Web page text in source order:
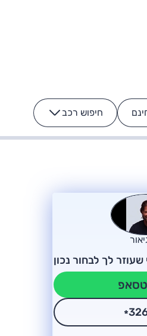
חיפוש רכב
הרכב לא מתקלקל. המסך
כן
לך לבחור נכון
*